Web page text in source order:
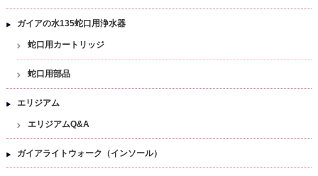
ガイアの水135蛇口用浄水器
蛇口用カートリッジ
蛇口用部品
エリジアム
エリジアムQ&A
ガイアライトウォーク（インソール）